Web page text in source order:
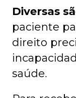
Diversas
paciente
direito
saúde.